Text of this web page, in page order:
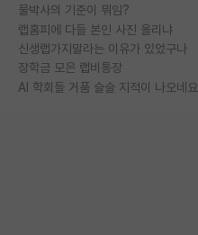
물박사의 기준이 뭐임?
랩홈피에 다들 본인 사진 올리냐
신생랩가지말라는 이유가 있었구나
장학금 모은 랩비통장
AI 학회들 거품 슬슬 지적이 나오네요